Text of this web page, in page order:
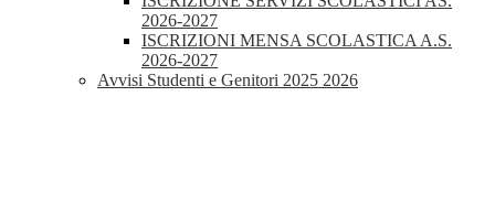
2026-2027
ISCRIZIONI MENSA SCOLASTICA A.S.
2026-2027
Avvisi Studenti e Genitori 2025 2026